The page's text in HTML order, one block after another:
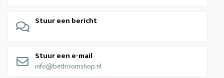
Stuur een bericht
Stuur een e-mail
info@bedroomshop.nl